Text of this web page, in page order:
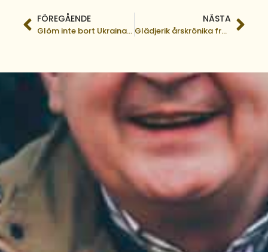
FÖREGÅENDE
Glöm inte bort Ukrainas barn i jul!
NÄSTA
Glädjerik årskrönika från Argentina